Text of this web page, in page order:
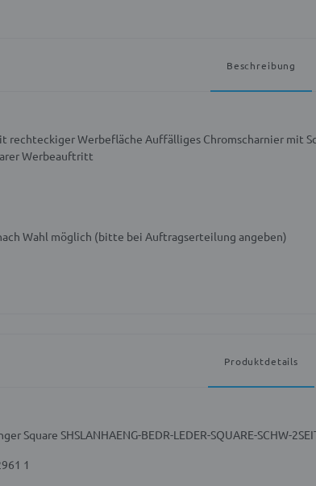
Beschreibung
rechteckiger Werbefläche Auffälliges Chromscharnier mit
Werbeauftritt
Wahl möglich (bitte bei Auftragserteilung angeben)
Produktdetails
Square SHSLANHAENG-BEDR-LEDER-SQUARE-SCHW-
1